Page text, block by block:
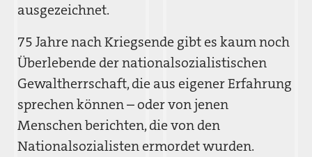
ausgezeichnet.
75 Jahre nach Kriegsende gibt es kaum noch
Überlebende der nationalsozialistischen
Gewaltherrschaft, die aus eigener Erfahrung
sprechen können – oder von jenen
Menschen berichten, die von den
Nationalsozialisten ermordet wurden.